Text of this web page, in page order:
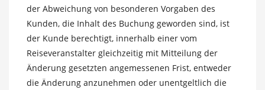
der Abweichung von besonderen Vorgaben des
Kunden, die Inhalt des Buchung geworden sind, ist
der Kunde berechtigt, innerhalb einer vom
Reiseveranstalter gleichzeitig mit Mitteilung der
Änderung gesetzten angemessenen Frist, entweder
die Änderung anzunehmen oder unentgeltlich die